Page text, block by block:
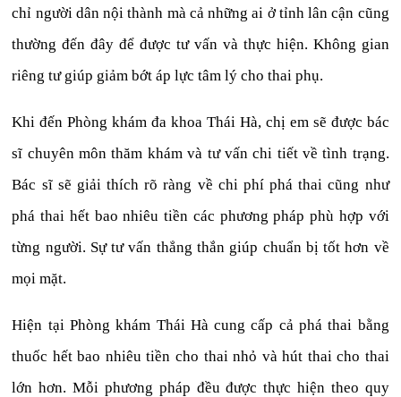
chỉ người dân nội thành mà cả những ai ở tỉnh lân cận cũng
thường đến đây để được tư vấn và thực hiện. Không gian
riêng tư giúp giảm bớt áp lực tâm lý cho thai phụ.
Khi đến Phòng khám đa khoa Thái Hà, chị em sẽ được bác
sĩ chuyên môn thăm khám và tư vấn chi tiết về tình trạng.
Bác sĩ sẽ giải thích rõ ràng về chi phí phá thai cũng như
phá thai hết bao nhiêu tiền các phương pháp phù hợp với
từng người. Sự tư vấn thẳng thắn giúp chuẩn bị tốt hơn về
mọi mặt.
Hiện tại Phòng khám Thái Hà cung cấp cả phá thai bằng
thuốc hết bao nhiêu tiền cho thai nhỏ và hút thai cho thai
lớn hơn. Mỗi phương pháp đều được thực hiện theo quy